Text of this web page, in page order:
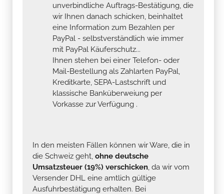
unverbindliche Auftrags-Bestätigung, die
wir Ihnen danach schicken, beinhaltet
eine Information zum Bezahlen per
PayPal - selbstverständlich wie immer
mit PayPal Käuferschutz...
Ihnen stehen bei einer Telefon- oder
Mail-Bestellung als Zahlarten PayPal,
Kreditkarte, SEPA-Lastschrift und
klassische Banküberweiung per
Vorkasse zur Verfügung .
In den meisten Fällen können wir Ware, die in
die Schweiz geht, ohne deutsche
Umsatzsteuer (19%) verschicken, da wir vom
Versender DHL eine amtlich gültige
Ausfuhrbestätigung erhalten. Bei